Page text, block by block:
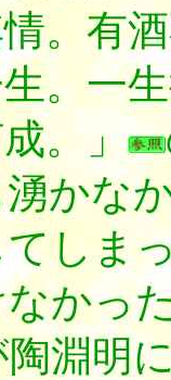
。有
。一
。」
かな
しま
かっ
淵明